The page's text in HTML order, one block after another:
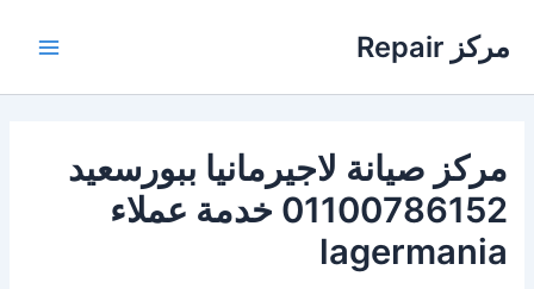
المحتوى
مركز Repair
مركز صيانة لاجيرمانيا ببورسعيد
01100786152 خدمة عملاء
lagermania